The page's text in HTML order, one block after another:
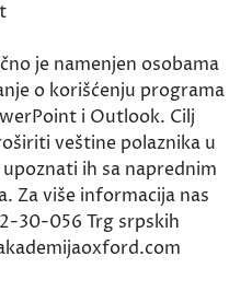
je namenjen osobama
o korišćenju programa
i Outlook. Cilj
veštine polaznika u
ih sa naprednim
Za više informacija nas
30-056 Trg srpskih